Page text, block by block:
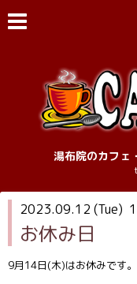
湯布院のカフェ
2023.09.12 (Tue)
お休み日
9月14日(木)はお休みです。